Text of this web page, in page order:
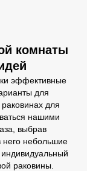
комнаты
эффективные
для
для
нашими
выбрав
него небольшие
раковины.